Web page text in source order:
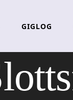
GIGLOG